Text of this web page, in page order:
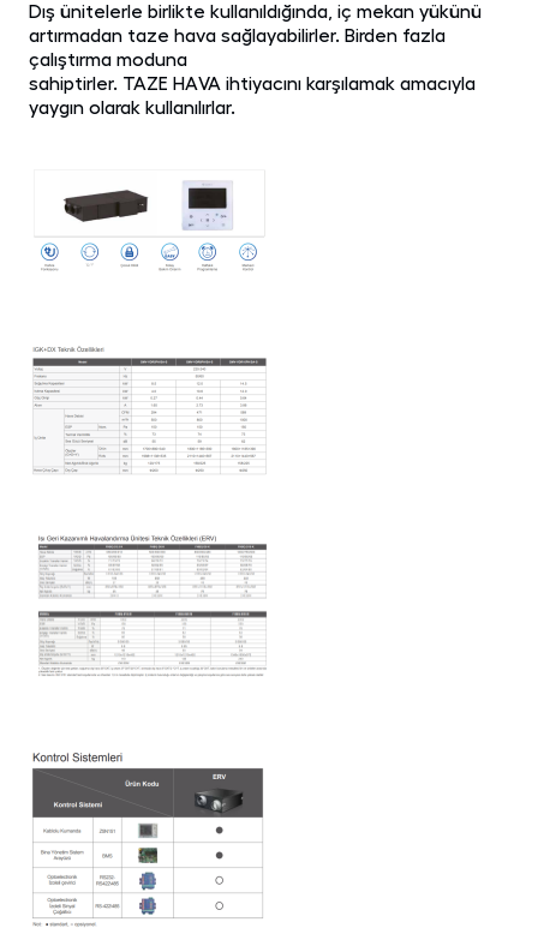
Dış ünitelerle birlikte kullanıldığında, iç mekan yükünü
artırmadan taze hava sağlayabilirler. Birden fazla
çalıştırma moduna
sahiptirler. TAZE HAVA ihtiyacını karşılamak amacıyla
yaygın olarak kullanılırlar.